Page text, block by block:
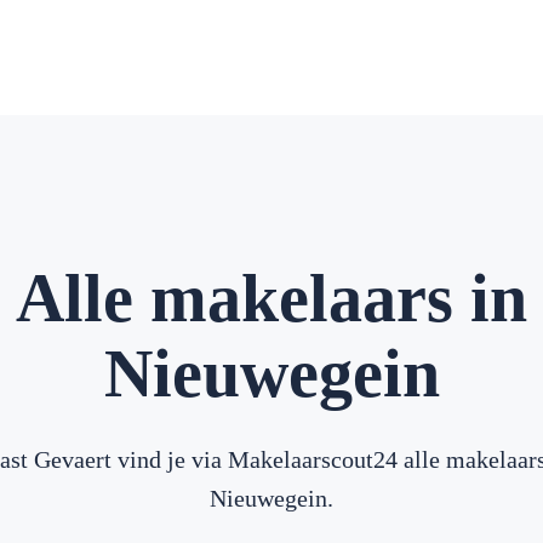
Alle makelaars in
Nieuwegein
Gevaert vind je via Makelaarscout24 alle
Nieuwegein.